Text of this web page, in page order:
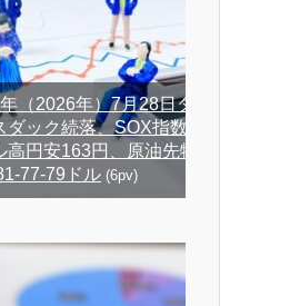
（2026年）7月28日ダ
ダック続落、SOX指数
円安163円、原油先物
77-79ドル (6pv)